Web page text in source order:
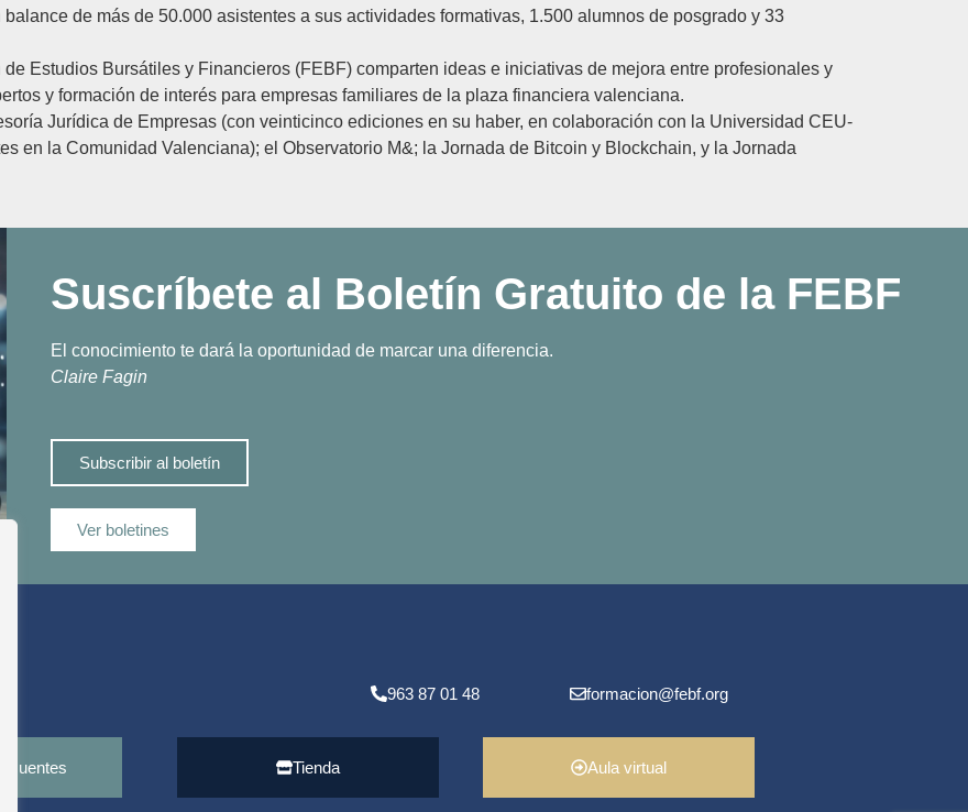
de más de 50.000 asistentes a sus actividades formativas, 1.500 alumnos de posgrado y 33
Estudios Bursátiles y Financieros (FEBF) comparten ideas e iniciativas de mejora entre profesionales y
y formación de interés para empresas familiares de la plaza financiera valenciana.
Jurídica de Empresas (con veinticinco ediciones en su haber, en colaboración con la Universidad CEU-
en la Comunidad Valenciana); el Observatorio M&; la Jornada de Bitcoin y Blockchain, y la Jornada
Suscríbete al Boletín Gratuito de la FEBF
El conocimiento te dará la oportunidad de marcar una diferencia.
Claire Fagin
Subscribir al boletín
Ver boletines
963 87 01 48 formacion@febf.org
Tienda Aula virtual